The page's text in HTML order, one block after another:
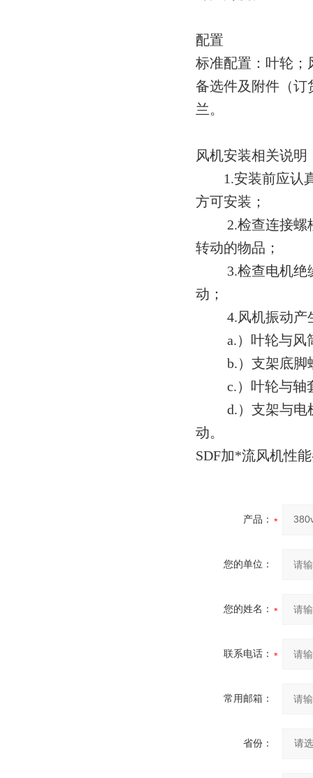
配置
标准配置：叶轮；
备选件及附件（订
兰。
风机安装相关说明
1.安装前应认真
方可安装；
2.检查连接螺栓
转动的物品；
3.检查电机绝缘
动；
4.风机振动产生
a.）叶轮与风筒
b.）支架底脚螺
c.）叶轮与轴
d.）支架与电机
动。
SDF加*流风机性
产品：
您的单位：
您的姓名：
联系电话：
常用邮箱：
省份：